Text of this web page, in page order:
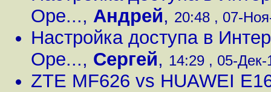
Ope..., Андрей, 20:48 , 07-
Настройка доступа в
Ope..., Сергей, 14:29 , 05-Дек-
ZTE MF626 vs HUAWEI